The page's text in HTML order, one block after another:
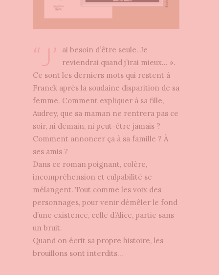
“J’
ai besoin d’être seule. Je
reviendrai quand j’irai mieux… ».
Ce sont les derniers mots qui restent à
Franck après la soudaine disparition de sa
femme. Comment expliquer à sa fille,
Audrey, que sa maman ne rentrera pas ce
soir, ni demain, ni peut-être jamais ?
Comment annoncer ça à sa famille ? À
ses amis ?
Dans ce roman poignant, colère,
incompréhension et culpabilité se
mélangent. Tout comme les voix des
personnages, pour venir démêler le fond
d’une existence, celle d’Alice, partie sans
un bruit.
Quand on écrit sa propre histoire, les
brouillons sont interdits…